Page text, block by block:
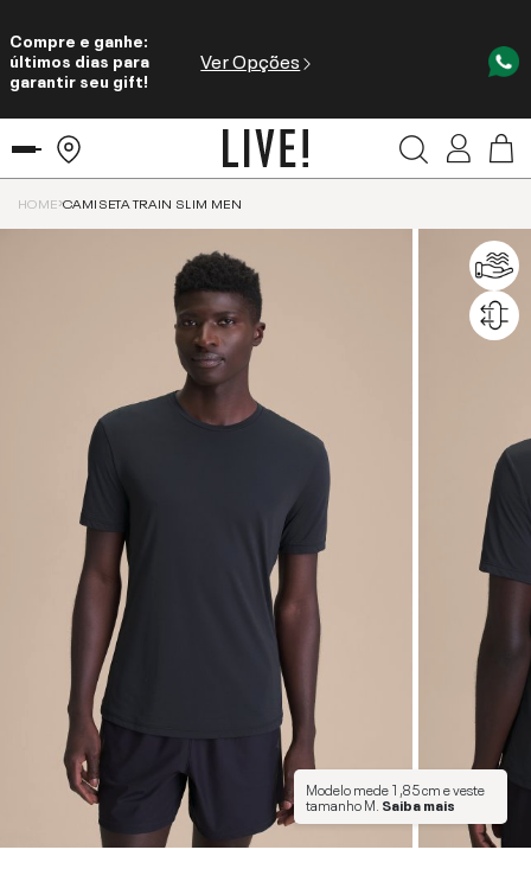
Compre e ganhe:
últimos dias para
garantir seu gift!
Ver Opções
HOME CAMISETA TRAIN SLIM MEN
Modelo mede1,85 cme veste
tamanhoM Saiba mais